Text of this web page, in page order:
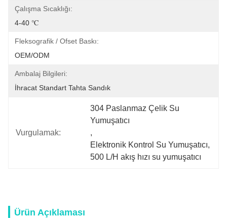
Çalışma Sıcaklığı:
4-40 ℃
Fleksografik / Ofset Baskı:
OEM/ODM
Ambalaj Bilgileri:
İhracat Standart Tahta Sandık
Vurgulamak:
304 Paslanmaz Çelik Su
Yumuşatıcı
,
Elektronik Kontrol Su Yumuşatıcı
500 L/H akış hızı su yumuşatıcı
Ürün Açıklaması